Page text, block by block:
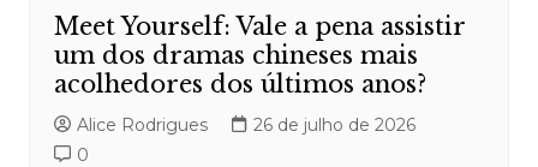
Meet Yourself: Vale a pena assistir
um dos dramas chineses mais
acolhedores dos últimos anos?
Alice Rodrigues
26 de julho de 2026
0